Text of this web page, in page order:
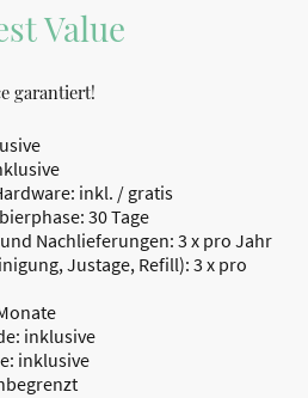
Value
garantiert!
inkl. / gratis
30 Tage
Nachlieferungen: 3 x pro Jahr
Justage, Refill): 3 x pro
inklusive
inklusive